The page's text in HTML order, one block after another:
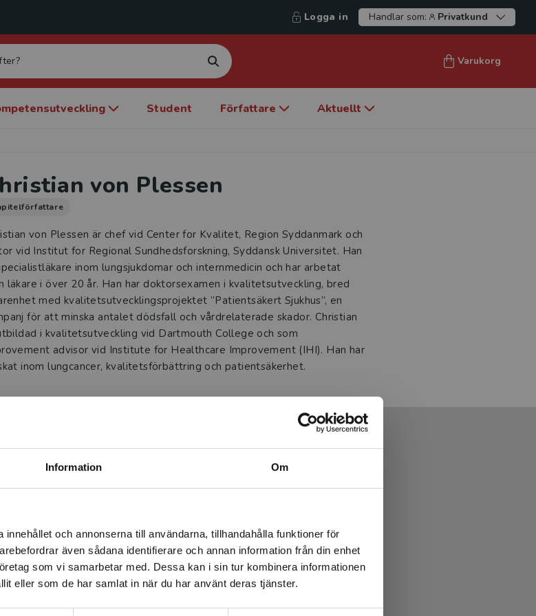
Information Om
och annonserna till användarna, tillhandahålla funktioner för
även sådana identifierare och annan information från din enhet
som vi samarbetar med. Dessa kan i sin tur kombinera informationen
eller som de har samlat in när du har använt deras tjänster.
fraktregion
att du besöker studentlitteratur.se via en
Vi erbjuder inte leveranser utanför
kunna slutföra ett köp måste
vara i Sverige.Läs mer
Logga in Handlar som: Privatkund
Varukorg
Student Författare Aktuellt
von Plessen
von Plessen är chef vid Center for Kvalitet, Region Syddanmark och
vid Institut for Regional Sundhedsforskning, Syddansk Universitet. Han
inom lungsjukdomar och internmedicin och har arbetat
läkare i över 20 år. Han har doktorsexamen i kvalitetsutveckling, bred
med kvalitetsutvecklingsprojektet ”Patientsäkert Sjukhus”, en
för att minska antalet dödsfall och vårdrelaterade skador. Christian
i kvalitetsutveckling vid Dartmouth College och som
advisor vid Institute for Healthcare Improvement (IHI). Han har
inom lungcancer, kvalitetsförbättring och patientsäkerhet.
Produkter